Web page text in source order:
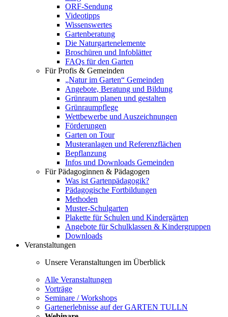
ORF-Sendung
Videotipps
Wissenswertes
Gartenberatung
Die Naturgartenelemente
Broschüren und Infoblätter
FAQs für den Garten
Für Profis & Gemeinden
„Natur im Garten“ Gemeinden
Angebote, Beratung und Bildung
Grünraum planen und gestalten
Grünraumpflege
Wettbewerbe und Auszeichnungen
Förderungen
Garten on Tour
Musteranlagen und Referenzflächen
Bepflanzung
Infos und Downloads Gemeinden
Für Pädagoginnen & Pädagogen
Was ist Gartenpädagogik?
Pädagogische Fortbildungen
Methoden
Muster-Schulgarten
Plakette für Schulen und Kindergärten
Angebote für Schulklassen & Kindergruppen
Downloads
Veranstaltungen
Unsere Veranstaltungen im Überblick
Alle Veranstaltungen
Vorträge
Seminare / Workshops
Gartenerlebnisse auf der GARTEN TULLN